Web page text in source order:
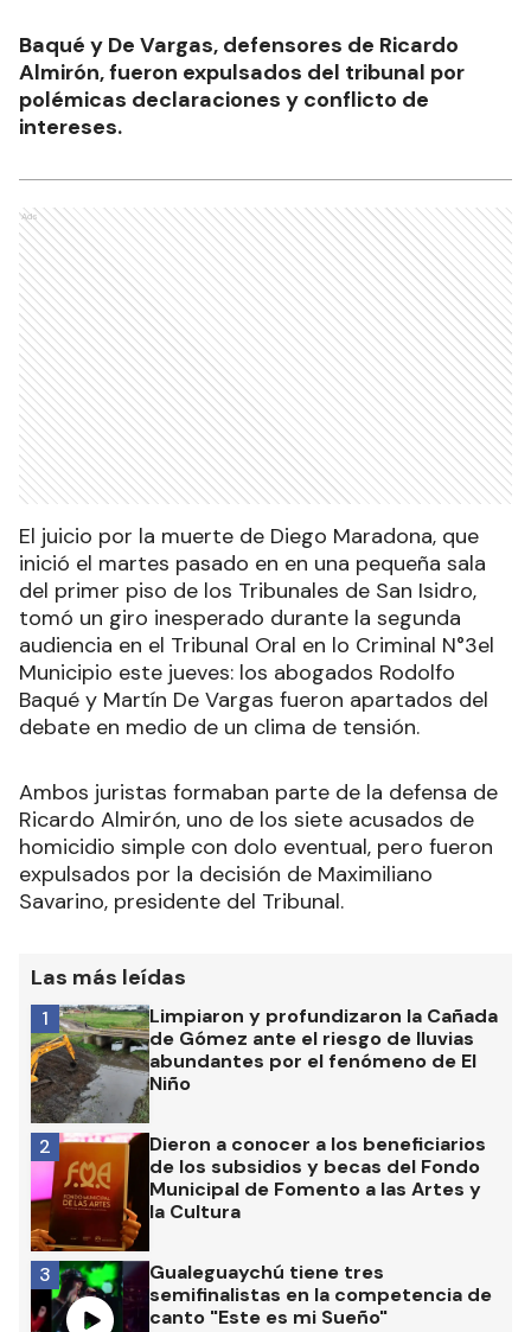
Baqué y De Vargas, defensores de Ricardo
Almirón, fueron expulsados del tribunal por
polémicas declaraciones y conflicto de
intereses.
Ads
El juicio por la muerte de Diego Maradona, que
inició el martes pasado en en una pequeña sala
del primer piso de los Tribunales de San Isidro,
tomó un giro inesperado durante la segunda
audiencia en el Tribunal Oral en lo Criminal N°3el
Municipio este jueves: los abogados Rodolfo
Baqué y Martín De Vargas fueron apartados del
debate en medio de un clima de tensión.
Ambos juristas formaban parte de la defensa de
Ricardo Almirón, uno de los siete acusados de
homicidio simple con dolo eventual, pero fueron
expulsados por la decisión de Maximiliano
Savarino, presidente del Tribunal.
Las más leídas
Limpiaron y profundizaron la Cañada
de Gómez ante el riesgo de lluvias
abundantes por el fenómeno de El
Niño
1
Dieron a conocer a los beneficiarios
de los subsidios y becas del Fondo
Municipal de Fomento a las Artes y
la Cultura
2
Gualeguaychú tiene tres
semifinalistas en la competencia de
canto "Este es mi Sueño"
3